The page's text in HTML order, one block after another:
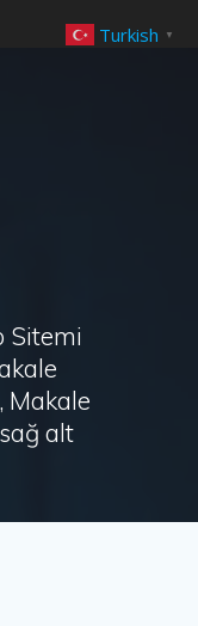
Sitemi
Makale
alt
Turkish ▼